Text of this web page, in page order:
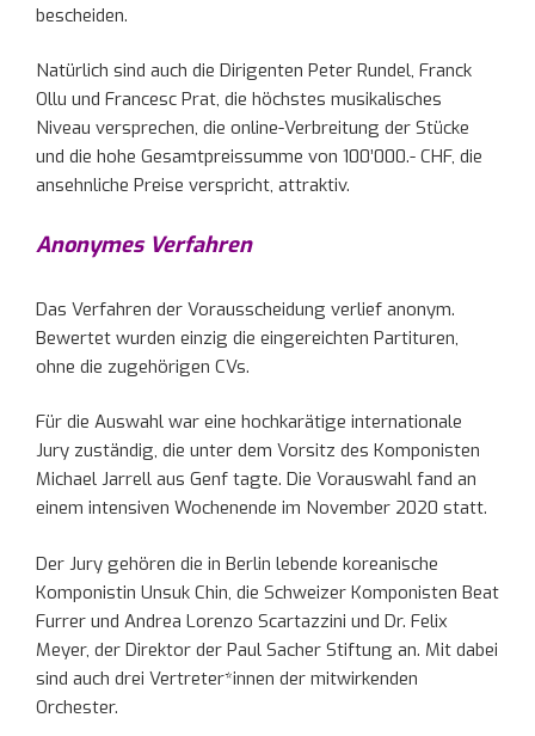
bescheiden.
Natürlich sind auch die Dirigenten Peter Rundel, Franck
Ollu und Francesc Prat, die höchstes musikalisches
Niveau versprechen, die online-Verbreitung der Stücke
und die hohe Gesamtpreissumme von 100’000.- CHF, die
ansehnliche Preise verspricht, attraktiv.
Anonymes Verfahren
Das Verfahren der Vorausscheidung verlief anonym.
Bewertet wurden einzig die eingereichten Partituren,
ohne die zugehörigen CVs.
Für die Auswahl war eine hochkarätige internationale
Jury zuständig, die unter dem Vorsitz des Komponisten
Michael Jarrell aus Genf tagte. Die Vorauswahl fand an
einem intensiven Wochenende im November 2020 statt.
Der Jury gehören die in Berlin lebende koreanische
Komponistin Unsuk Chin, die Schweizer Komponisten Beat
Furrer und Andrea Lorenzo Scartazzini und Dr. Felix
Meyer, der Direktor der Paul Sacher Stiftung an. Mit dabei
sind auch drei Vertreter*innen der mitwirkenden
Orchester.